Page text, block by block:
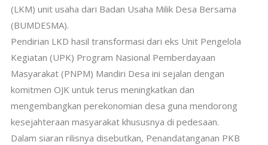
(LKM) unit usaha dari Badan Usaha Milik Desa Bersama
(BUMDESMA).
Pendirian LKD hasil transformasi dari eks Unit Pengelola
Kegiatan (UPK) Program Nasional Pemberdayaan
Masyarakat (PNPM) Mandiri Desa ini sejalan dengan
komitmen OJK untuk terus meningkatkan dan
mengembangkan perekonomian desa guna mendorong
kesejahteraan masyarakat khususnya di pedesaan.
Dalam siaran rilisnya disebutkan, Penandatanganan PKB